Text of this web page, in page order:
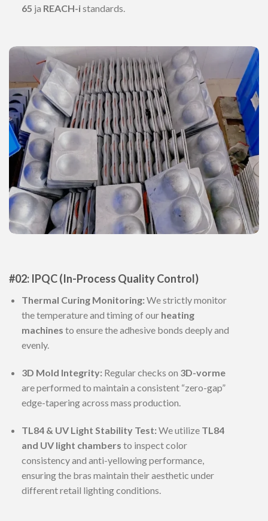
65 ja REACH-istandards.
#02: IPQC (In-Process Quality Control)
Thermal Curing Monitoring: We strictly monitor
the temperature and timing of our heating
machines to ensure the adhesive bonds deeply and
evenly.
3D Mold Integrity: Regular checks on 3D-vorme
are performed to maintain a consistent “zero-gap”
edge-tapering across mass production.
TL84 & UV Light Stability Test: We utilize TL84
and UV light chambers to inspect color
consistency and anti-yellowing performance,
ensuring the bras maintain their aesthetic under
different retail lighting conditions.